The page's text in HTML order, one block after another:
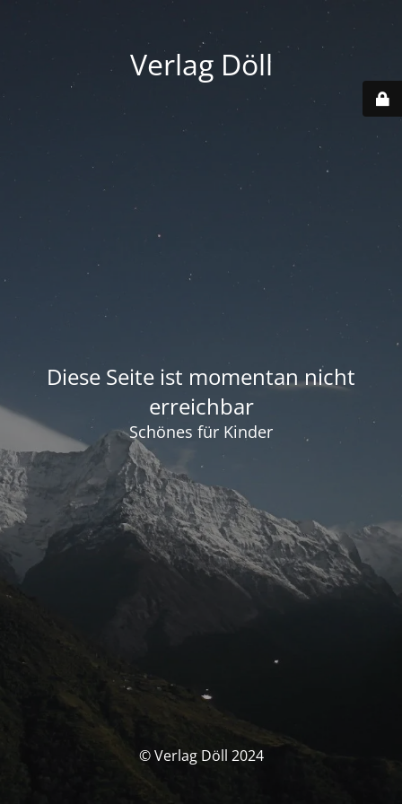
Verlag Döll
Diese Seite ist momentan nicht
erreichbar
Schönes für Kinder
© Verlag Döll 2024